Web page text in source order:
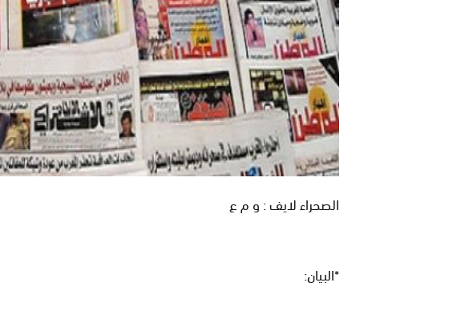
الصحراء لايف : و م ع
*البيان: